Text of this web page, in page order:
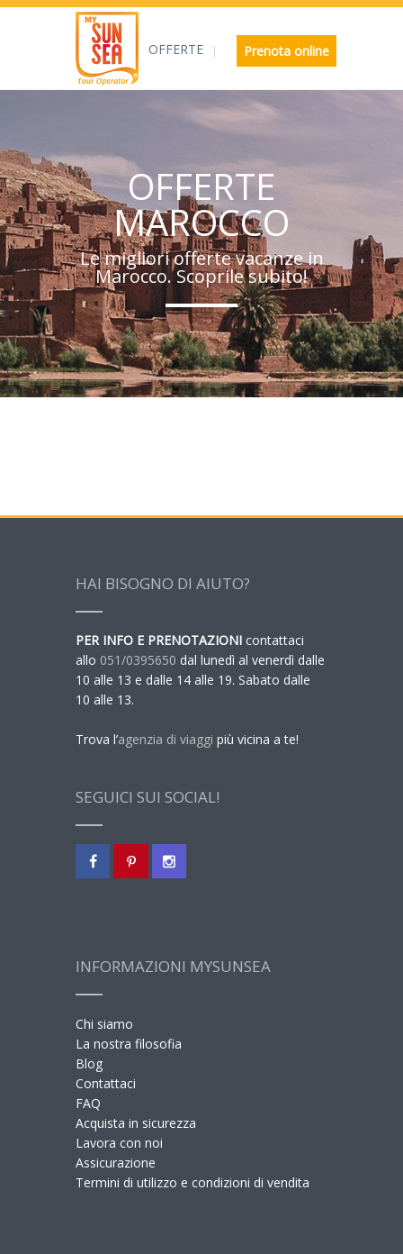
OFFERTE Prenota online
OFFERTE
MAROCCO
Le migliori offerte vacanze in
Marocco. Scoprile subito!
HAI BISOGNO DI AIUTO?
PER INFO E PRENOTAZIONI contattaci
allo 051/0395650 dal lunedì al venerdì dalle
10 alle 13 e dalle 14 alle 19. Sabato dalle
10 alle 13.
Trova l’agenzia di viaggi più vicina a te!
SEGUICI SUI SOCIAL!
INFORMAZIONI MYSUNSEA
Chi siamo
La nostra filosofia
Blog
Contattaci
FAQ
Acquista in sicurezza
Lavora con noi
Assicurazione
Termini di utilizzo e condizioni di vendita